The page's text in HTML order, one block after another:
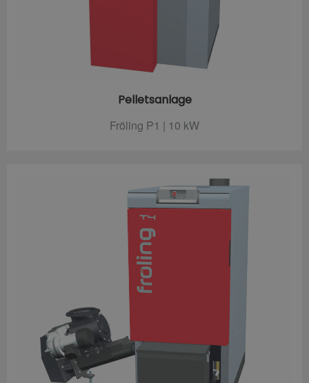
Pelletsanlage
Fröling P1 | 10 kW